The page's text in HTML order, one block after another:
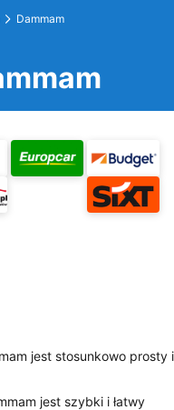
Dammam
jest stosunkowo prosty i
jest szybki i łatwy